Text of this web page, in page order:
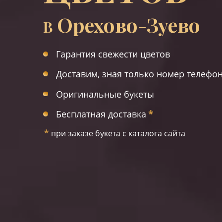
В Орехово-Зуево
Гарантия свежести цветов
Доставим, зная только номер
Оригинальные букеты
Бесплатная доставка *
* при заказе букета с каталога сайта